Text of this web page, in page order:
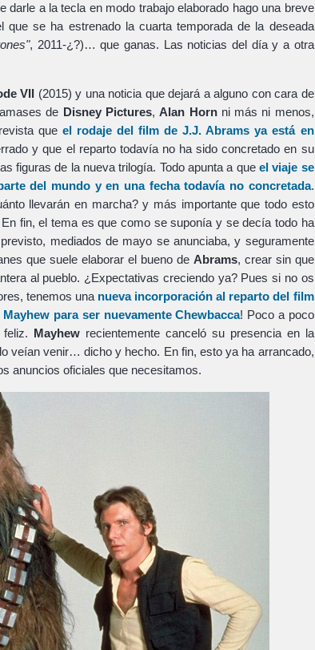
darle a la tecla en modo trabajo elaborado hago una breve
se ha estrenado la cuarta temporada de la deseada
, 2011-¿?)… que ganas. Las noticias del día y a otra
VII (2015) y una noticia que dejará a alguno con cara de
de Disney Pictures,Alan Hornni más ni menos,
que el rodaje del film deJ.J. Abrams ya está en
y que el reparto todavía no ha sido concretado en su
figuras de la nueva trilogía. Todo apunta a que el viaje se
del mundo y en una fecha todavía no concretada.
llevarán en marcha? y más importante que todo esto
fin, el tema es que como se suponía y se decía todo ha
mediados de mayo se anunciaba, y seguramente
que suele elaborar el bueno de Abrams, crear sin que
al pueblo. ¿Expectativas creciendo ya? Pues si no os
tenemos una nueva incorporación al reparto del film
Mayhew para ser nuevamenteChewbacca! Poco a poco
Mayhewrecientemente canceló su presencia en la
veían venir… dicho y hecho. En fin, esto ya ha arrancado,
anuncios oficiales que necesitamos.